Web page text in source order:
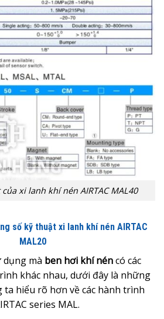
xi lanh khí nén AIRTAC MAL40
số kỹ thuật xi lanh khí nén AIRTAC
MAL20
dụng mà ben hơi khí néncó các
khác nhau, dưới đây là những
hiểu rõ hơn về các hành trình
series MAL.